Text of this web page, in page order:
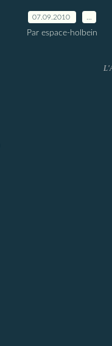
07.09.2010
Par espace-holbein